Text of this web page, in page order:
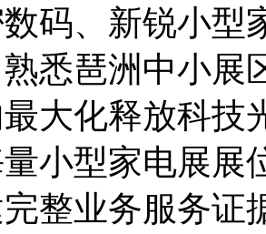
码、新锐小型
悉琶洲中小展
大化释放科技
小型家电展展
整业务服务证